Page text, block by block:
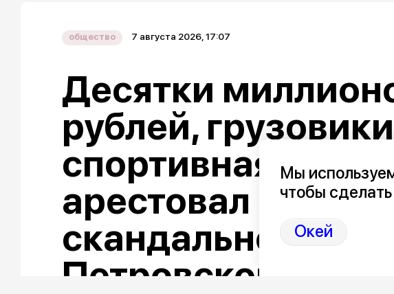
общество 7 августа 2026, 17:07
Десятки
рублей,
спортивная
арестовал активы
скандального
Петровской
Мы
чтобы
Окей